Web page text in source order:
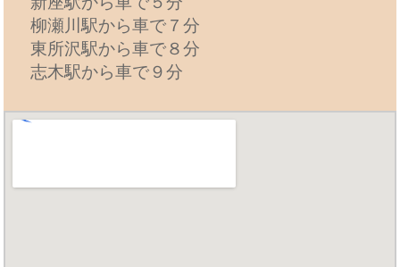
柳瀬川駅から車で７分
東所沢駅から車で８分
志木駅から車で９分